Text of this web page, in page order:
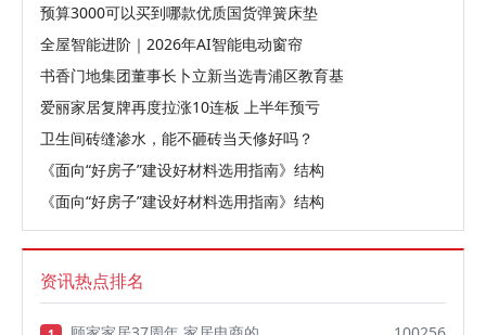
预算3000可以买到哪款优质国货弹簧床垫
全屋智能进阶｜2026年AI智能电动窗帘
书香门地集团董事长卜立新当选青浦区教育基
爱丽家居复牌再度拉涨10连板 上半年预亏
卫生间砖缝渗水，能不砸砖当天修好吗？
《面向“好房子”建设好材料选用指南》结构
《面向“好房子”建设好材料选用指南》结构
资讯热点排名